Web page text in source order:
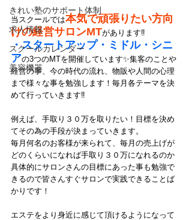
きれい塾のサポート体制
求人情報
スクールカレンダー
美容機器
当スクールでは本気で頑張りたい方向
けの経営サロンMTがあります‼️
・スタートアップ・ミドル・シニ
アの3つのMTを開催しています✨集客のことや
経営の事、今の時代の流れ、物販や人間の心理
まで様々な事を勉強します！毎月各テーマを決
めて行っていきます‼️
例えば、手取り３０万を取りたい！目標を決め
てその為の手段が決まっていきます。
毎月何名のお客様が来られて、毎月の売上げが
どのくらいになれば手取り３０万になれるのか
具体的にサロンさんの目標にあった事も勉強で
きるので皆さんすぐサロンで実践できることば
かりです！
エステをより身近に感じて頂けるようになって